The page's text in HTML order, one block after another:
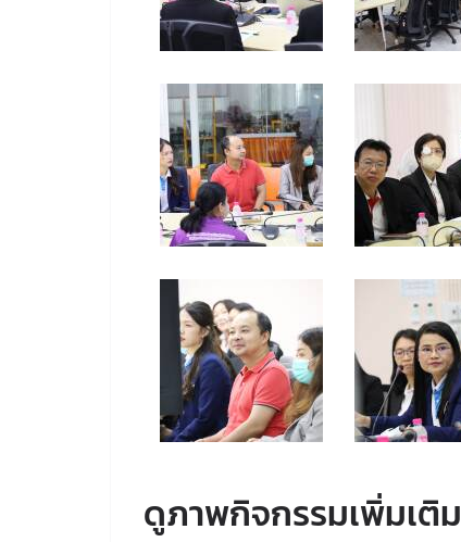
ดูภาพกิจกรรมเพิ่มเติม